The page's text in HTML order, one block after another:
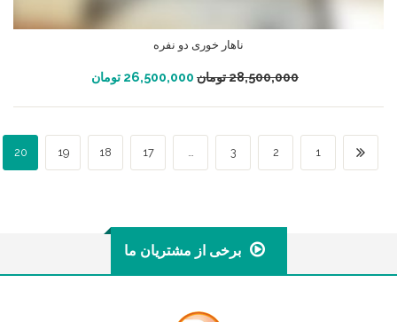
ناهار خوری دو نفره
28,500,000تومان 26,500,000 تومان افزودن به سبد خرید
1
2
3
17
18
19
20
برخی از مشتریان ما